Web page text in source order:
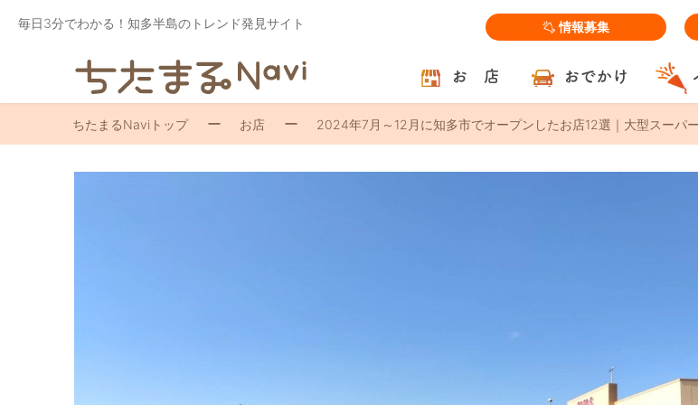
毎日3分でわかる！知多半島のトレンド発見サイト 情報募集
お 店 おでかけ
ちたまるNaviトップ お店 2024年7月～12月に知多市でオープンしたお店12選｜大型スーパ